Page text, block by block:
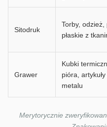
Sitodruk
Torby, odzież,
płaskie z
Grawer
Kubki
pióra,
metalu
Merytorycznie